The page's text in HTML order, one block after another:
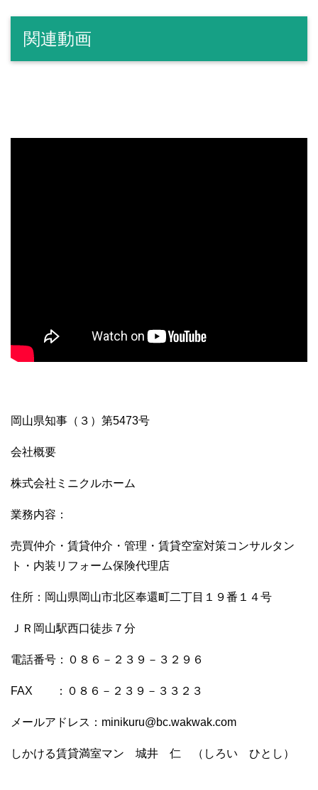
関連動画
岡山県知事（３）第5473号
会社概要
株式会社ミニクルホーム
業務内容：
売買仲介・賃貸仲介・管理・賃貸空室対策コンサルタン
ト・内装リフォーム保険代理店
住所：岡山県岡山市北区奉還町二丁目１９番１４号
ＪＲ岡山駅西口徒歩７分
電話番号：０８６－２３９－３２９６
FAX ：０８６－２３９－３３２３
メールアドレス：minikuru@bc.wakwak.com
しかける賃貸満室マン 城井 仁 （しろい ひとし）